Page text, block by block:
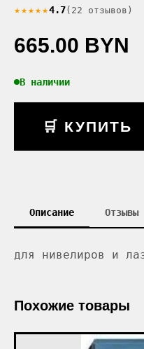
★★★★★4.7(22 отзывов)
665.00 BYN
В наличии
🛒 КУПИТЬ
Описание
для нивелиров и
Похожие товары